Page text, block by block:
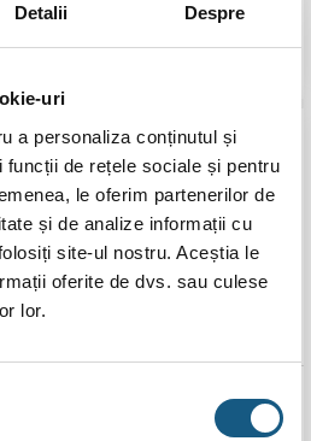
Detalii Despre
uri
a personaliza conținutul și
funcții de rețele sociale și pentru
le oferim partenerilor de
și de analize informații cu
site-ul nostru. Aceștia le
oferite de dvs. sau culese
lor.
18,00lei
Ferro Z1238K, 1/2 inch x